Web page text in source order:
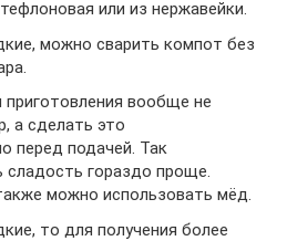
или из нержавейки.
можно сварить компот без
вообще не
а сделать это
перед подачей. Так
сладость гораздо проще.
можно использовать мёд.
то для получения более